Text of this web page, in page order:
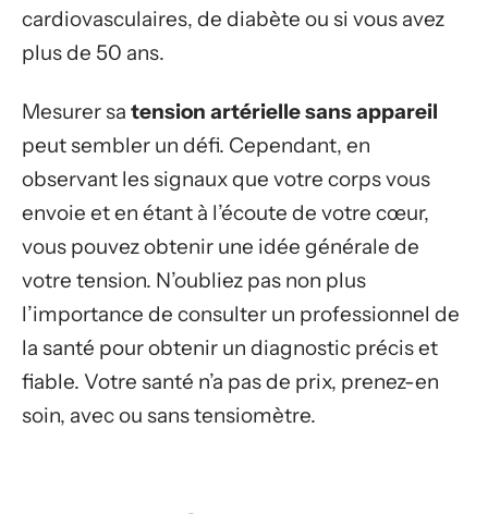
cardiovasculaires, de diabète ou si vous avez
plus de 50 ans.
Mesurer sa tension artérielle sans appareil
peut sembler un défi. Cependant, en
observant les signaux que votre corps vous
envoie et en étant à l’écoute de votre cœur,
vous pouvez obtenir une idée générale de
votre tension. N’oubliez pas non plus
l’importance de consulter un professionnel de
la santé pour obtenir un diagnostic précis et
fiable. Votre santé n’a pas de prix, prenez-en
soin, avec ou sans tensiomètre.